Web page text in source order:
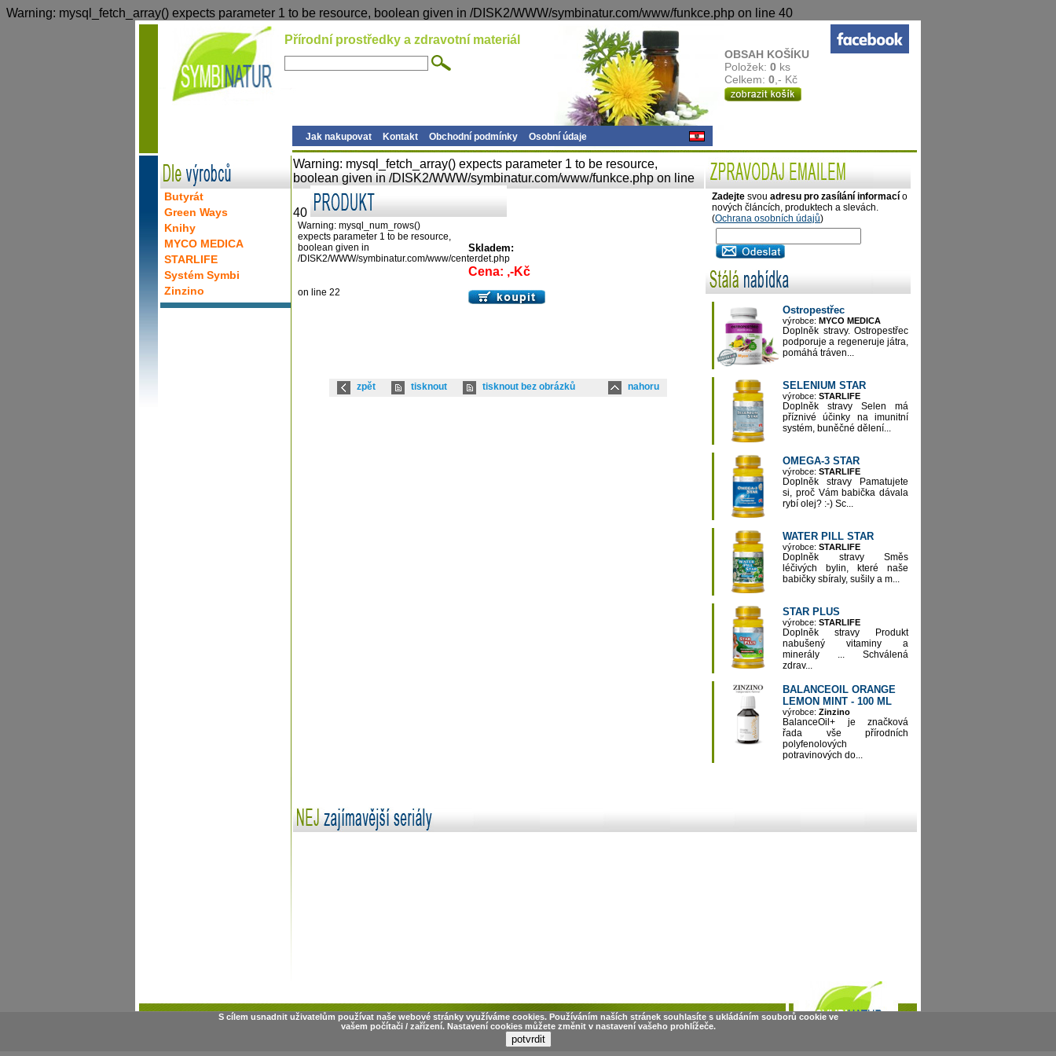
Warning: mysql_fetch_array() expects parameter 1 to be resource, boolean given in /DISK2/WWW/symbinatur.com/www/funkce.php on line 40
Přírodní prostředky a zdravotní materiál
Jak nakupovat Kontakt Obchodní podmínky Osobní údaje
OBSAH KOŠÍKU
Položek: 0 ks
Celkem: 0 ,- Kč
Warning: mysql_fetch_array() expects parameter 1 to be resource,
boolean given in /DISK2/WWW/symbinatur.com/www/funkce.php on line
40
Warning: mysql_num_rows()
expects parameter 1 to be resource,
boolean given in
/DISK2/WWW/symbinatur.com/www/centerdet.php
on line 22
Skladem:
Cena: ,-Kč
zpět tisknout tisknout bez obrázků nahoru
Zadejte svou adresu pro zasílání informací o
nových článcích, produktech a slevách.
(Ochrana osobních údajů)
Ostropestřec
výrobce: MYCO MEDICA
Doplněk stravy. Ostropestřec
podporuje a regeneruje játra,
pomáhá tráven...
SELENIUM STAR
výrobce: STARLIFE
Doplněk stravy Selen má
příznivé účinky na imunitní
systém, buněčné dělení...
OMEGA-3 STAR
výrobce: STARLIFE
Doplněk stravy Pamatujete
si, proč Vám babička dávala
rybí olej? :-) Sc...
WATER PILL STAR
výrobce: STARLIFE
Doplněk stravy Směs
léčivých bylin, které naše
babičky sbíraly, sušily a m...
STAR PLUS
výrobce: STARLIFE
Doplněk stravy Produkt
nabušený vitaminy a
minerály ... Schválená
zdrav...
BALANCEOIL ORANGE
LEMON MINT - 100 ML
výrobce: Zinzino
BalanceOil+ je značková
řada vše přírodních
polyfenolových
potravinových do...
S cílem usnadnit uživatelům používat naše webové stránky využíváme cookies. Používáním naších stránek souhlasíte s ukládáním souborů cookie ve
vašem počítači / zařízení. Nastavení cookies můžete změnit v nastavení vašeho prohlížeče.
Butyrát
Green Ways
Knihy
MYCO MEDICA
STARLIFE
Systém Symbi
Zinzino